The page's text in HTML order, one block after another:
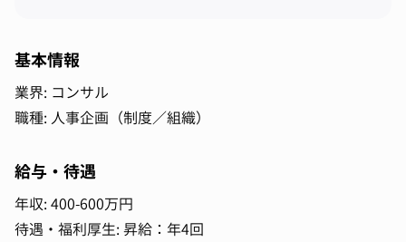
基本情報
業界: コンサル
職種: 人事企画（制度／組織）
給与・待遇
年収: 400-600万円
待遇・福利厚生: 昇給：年4回